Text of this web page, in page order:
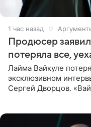
1 час назад
Продюсер
потеряла все,
Лайма Вайкуле
эксклюзивном
Сергей Дворцов.